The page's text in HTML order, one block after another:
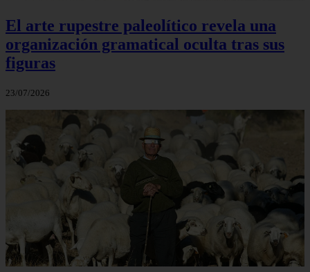
El arte rupestre paleolítico revela una
organización gramatical oculta tras sus
figuras
23/07/2026